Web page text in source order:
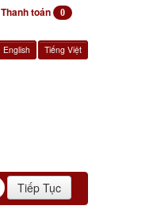
Thanh toán 0
English Tiếng Việt